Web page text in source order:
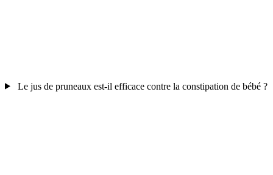
Le jus de pruneaux est-il efficace contre la constipation de bébé ?